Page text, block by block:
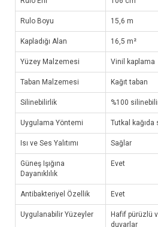
Rulo Boyu 15,6 m
Kapladığı Alan 16,5 m²
Yüzey Malzemesi Vinil kaplama
Taban Malzemesi Kağıt taban
Silinebilirlik %100
Uygulama Yöntemi Tutkal kağıda
Isı ve Ses Yalıtımı Sağlar
Güneş Işığına
Dayanıklılık
Evet
Antibakteriyel Özellik Evet
Uygulanabilir Yüzeyler
Hafif pürüzlü
duvarlar